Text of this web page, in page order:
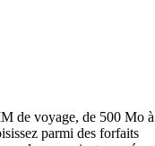
de voyage, de 500 Mo à
parmi des forfaits